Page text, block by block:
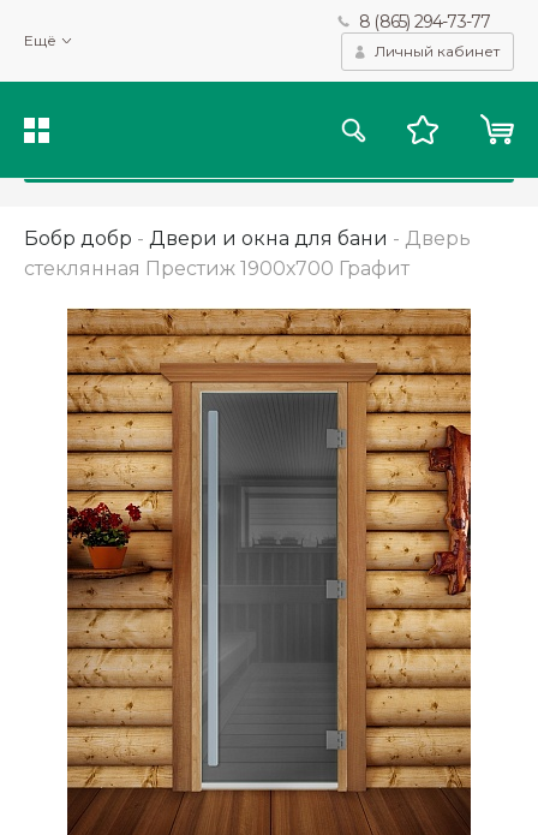
Ещё
8 (865) 294-73-77
Личный кабинет
Бобр добр - Двери и окна для бани - Дверь
стеклянная Престиж 1900х700 Графит
Мы используем файлы cookie и другие подобные технологии
для получения данных с целью сбора статистики, повышения
качества рекомендаций и предоставления вам возможности
персонализированного просмотра.Подробнее